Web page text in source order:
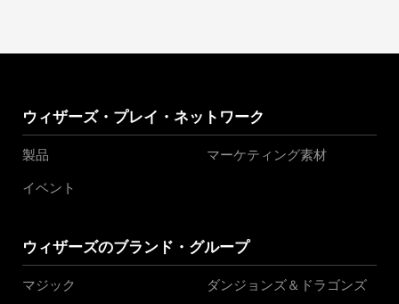
ウィザーズ・プレイ・ネットワーク
製品
マーケティング素材
イベント
ウィザーズのブランド・グループ
マジック
ダンジョンズ＆ドラゴンズ